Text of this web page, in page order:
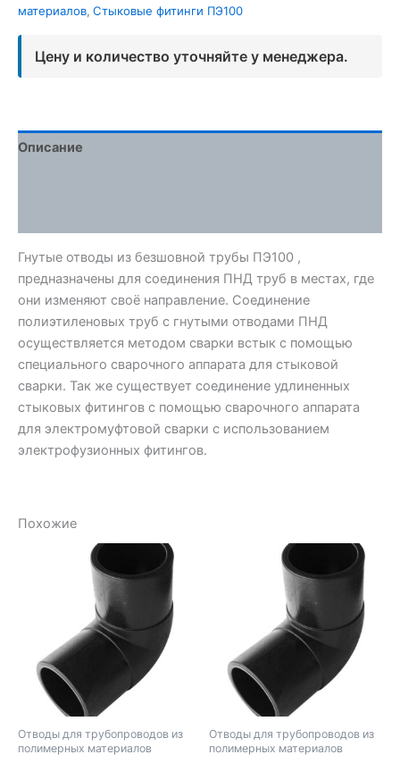
материалов, Стыковые фитинги ПЭ100
Цену и количество уточняйте у менеджера.
Описание
Гнутые отводы из безшовной трубы ПЭ100 ,
предназначены для соединения ПНД труб в местах, где
они изменяют своё направление. Соединение
полиэтиленовых труб с гнутыми отводами ПНД
осуществляется методом сварки встык с помощью
специального сварочного аппарата для стыковой
сварки. Так же существует соединение удлиненных
стыковых фитингов с помощью сварочного аппарата
для электромуфтовой сварки с использованием
электрофузионных фитингов.
Похожие
Отводы для трубопроводов из
полимерных материалов
Отводы для трубопроводов из
полимерных материалов